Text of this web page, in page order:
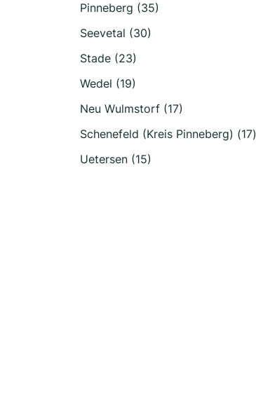
Pinneberg (35)
Seevetal (30)
Stade (23)
Wedel (19)
Neu Wulmstorf (17)
Schenefeld (Kreis Pinneberg) (17)
Uetersen (15)